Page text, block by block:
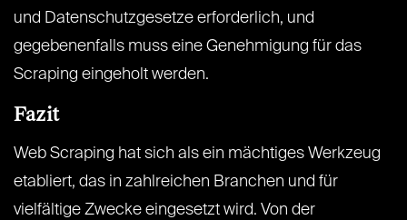
und Datenschutzgesetze erforderlich, und
gegebenenfalls muss eine Genehmigung für das
Scraping eingeholt werden.
Fazit
Web Scraping hat sich als ein mächtiges Werkzeug
etabliert, das in zahlreichen Branchen und für
vielfältige Zwecke eingesetzt wird. Von der